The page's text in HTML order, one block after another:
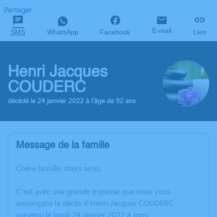
Partager
SMS WhatsApp Facebook E-mail Lien
Henri Jacques
COUDERC
décédé le 24 janvier 2022 à l'âge de 92 ans
Message de la famille
Chère famille, chers amis,
C’est avec une grande tristesse que nous vous
annonçons le décès d’Henri Jacques COUDERC
survenu le lundi 24 janvier 2022 à Jons.